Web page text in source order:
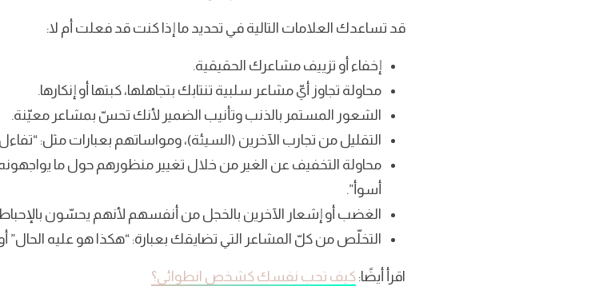
قد تساعدك العلامات التالية في تحديد ما إذا كنت قد فعلت أم لا:
إخفاء أو تزييف مشاعرك الحقيقية.
محاولة تجاوز أيّ مشاعر سلبية تنتابك بتجاهلها، كبتها أو إنكارها.
الشعور المستمر بالذنب وتأنيب الضمير لأنك تحسّ بمشاعر معيّنة.
التقليل من تجارب الآخرين (السيئة)، ومواساتهم بعبارات مثل:
محاولة التخفيف عن الغير من خلال تغيير منظورهم حول ما
أسوأ”.
الغضب أو إشعار الآخرين بالخجل من أنفسهم لأنهم يحسّون بالإحباط
التخلّص من كلّ المشاعر التي تضايقك بعبارة: “هكذا هو عليه الحال”
اقرأ أيضًا: كيف تحب نفسك كشخص انطوائي؟